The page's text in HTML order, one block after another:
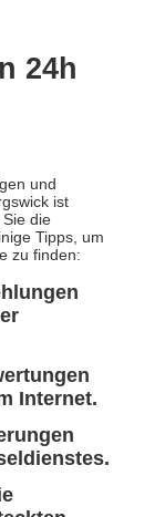
24h
und
ist
die
Tipps, um
zu finden:
Internet.